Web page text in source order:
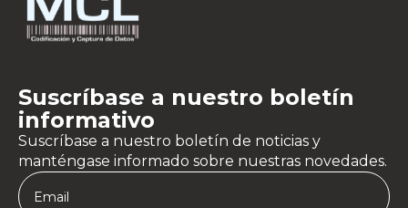
Suscríbase a nuestro boletín
informativo
Suscríbase a nuestro boletín de noticias y
manténgase informado sobre nuestras novedades.